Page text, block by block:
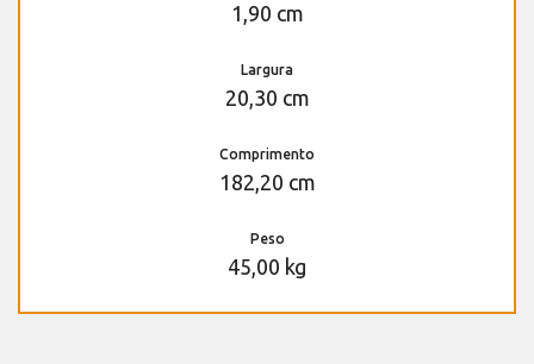
1,90 cm
Largura
20,30 cm
Comprimento
182,20 cm
Peso
45,00 kg